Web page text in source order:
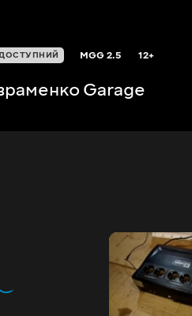
MGG2.5 12+
Garage